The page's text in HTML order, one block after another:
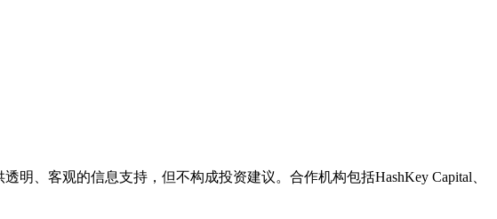
、客观的信息支持，但不构成投资建议。合作机构包括HashKey Capital、